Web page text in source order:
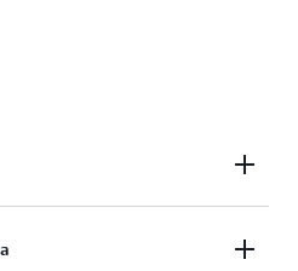
terminação SSL/TLS,